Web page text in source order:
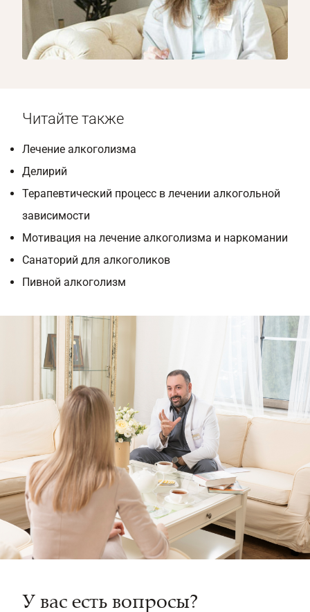
1/8
Читайте также
Лечение алкоголизма
Делирий
Терапевтический процесс в лечении алкогольной
зависимости
Мотивация на лечение алкоголизма и наркомании
Санаторий для алкоголиков
Пивной алкоголизм
У вас есть вопросы?